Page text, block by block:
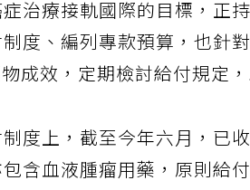
治療接軌國際的目標，正
度、編列專款預算，也針
物成效，定期檢討給付規定
度上，截至今年六月，已